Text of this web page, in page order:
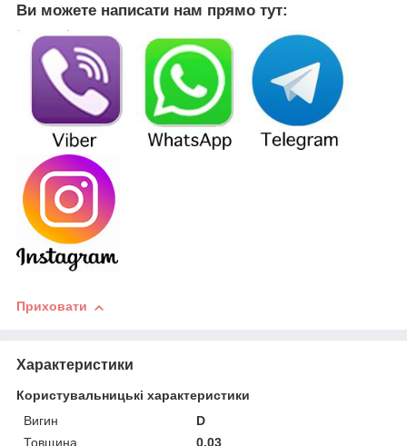
Ви можете написати нам прямо тут:
Приховати
Характеристики
Користувальницькі характеристики
Вигин
D
Товщина
0.03